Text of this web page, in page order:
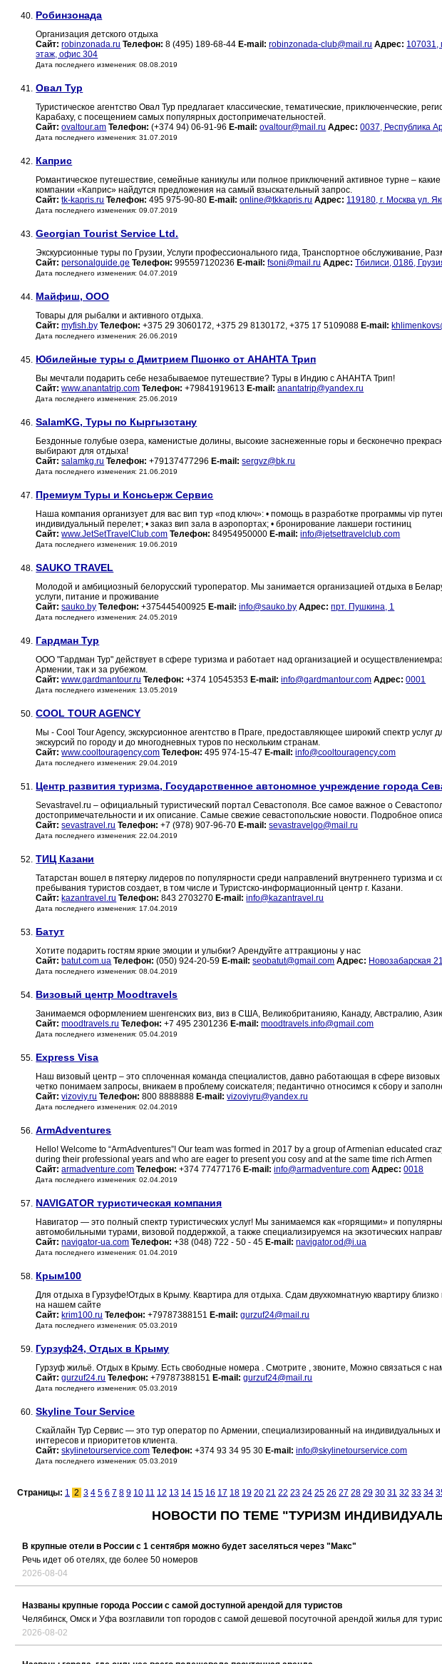
40. Робинзонада
Организация детского отдыха
Сайт: robinzonada.ru Телефон: 8 (495) 189-68-44 E-mail: robinzonada-club@mail.ru Адрес: 107031,
этаж, офис 304
Дата последнего изменения: 08.08.2019
41. Овал Тур
Туристическое агентство Овал Тур предлагает классические, тематические, приключенческие,
Карабаху, с посещением самых популярных достопримечательностей.
Сайт: ovaltour.am Телефон: (+374 94) 06-91-96 E-mail: ovaltour@mail.ru Адрес: 0037, Республика
Дата последнего изменения: 31.07.2019
42. Каприс
Романтическое путешествие, семейные каникулы или полное приключений активное турне –
компании «Каприс» найдутся предложения на самый взыскательный запрос.
Сайт: tk-kapris.ru Телефон: 495 975-90-80 E-mail: online@tkkapris.ru Адрес: 119180, г. Москва ул.
Дата последнего изменения: 09.07.2019
43. Georgian Tourist Service Ltd.
Экскурсионные туры по Грузии, Услуги профессионального гида, Транспортное обслуживание,
Сайт: personalguide.ge Телефон: 995597120236 E-mail: fsoni@mail.ru Адрес: Тбилиси, 0186,
Дата последнего изменения: 04.07.2019
44. Майфиш, ООО
Товары для рыбалки и активного отдыха.
Сайт: myfish.by Телефон: +375 29 3060172, +375 29 8130172, +375 17 5109088 E-mail:
Дата последнего изменения: 26.06.2019
45. Юбилейные туры с Дмитрием Пшонко от АНАНТА Трип
Вы мечтали подарить себе незабываемое путешествие? Туры в Индию с АНАНТА Трип!
Сайт: www.anantatrip.com Телефон: +79841919613 E-mail: anantatrip@yandex.ru
Дата последнего изменения: 25.06.2019
46. SalamKG, Туры по Кыргызстану
Бездонные голубые озера, каменистые долины, высокие заснеженные горы и бесконечно
выбирают для отдыха!
Сайт: salamkg.ru Телефон: +79137477296 E-mail: sergvz@bk.ru
Дата последнего изменения: 21.06.2019
47. Премиум Туры и Консьерж Сервис
Наша компания организует для вас вип тур «под ключ»: • помощь в разработке программы vip
индивидуальный перелет; • заказ вип зала в аэропортах; • бронирование лакшери гостиниц
Сайт: www.JetSetTravelClub.com Телефон: 84954950000 E-mail: info@jetsettravelclub.com
Дата последнего изменения: 19.06.2019
48. SAUKO TRAVEL
Молодой и амбициозный белорусский туроператор. Мы занимается организацией отдыха в
услуги, питание и проживание
Сайт: sauko.by Телефон: +375445400925 E-mail: info@sauko.by Адрес: прт. Пушкина, 1
Дата последнего изменения: 24.05.2019
49. Гардман Тур
ООО "Гардман Тур" действует в сфере туризма и работает над организацией и
Армении, так и за рубежом.
Сайт: www.gardmantour.ru Телефон: +374 10545353 E-mail: info@gardmantour.com Адрес: 0001
Дата последнего изменения: 13.05.2019
50. COOL TOUR AGENCY
Мы - Cool Tour Agency, экскурсионное агентство в Праге, предоставляющее широкий спектр
экскурсий по городу и до многодневных туров по нескольким странам.
Сайт: www.cooltouragency.com Телефон: 495 974-15-47 E-mail: info@cooltouragency.com
Дата последнего изменения: 29.04.2019
51. Центр развития туризма, Государственное автономное учреждение города
Sevastravel.ru – официальный туристический портал Севастополя. Все самое важное о
достопримечательности и их описание. Самые свежие севастопольские новости. Подробное
Сайт: sevastravel.ru Телефон: +7 (978) 907-96-70 E-mail: sevastravelgo@mail.ru
Дата последнего изменения: 22.04.2019
52. ТИЦ Казани
Татарстан вошел в пятерку лидеров по популярности среди направлений внутреннего туризма и
пребывания туристов создает, в том числе и Туристско-информационный центр г. Казани.
Сайт: kazantravel.ru Телефон: 843 2703270 E-mail: info@kazantravel.ru
Дата последнего изменения: 17.04.2019
53. Батут
Хотите подарить гостям яркие эмоции и улыбки? Арендуйте аттракционы у нас
Сайт: batut.com.ua Телефон: (050) 924-20-59 E-mail: seobatut@gmail.com Адрес: Новозабарская 21
Дата последнего изменения: 08.04.2019
54. Визовый центр Moodtravels
Занимаемся оформлением шенгенских виз, виз в США, Великобританияю, Канаду, Австралию,
Сайт: moodtravels.ru Телефон: +7 495 2301236 E-mail: moodtravels.info@gmail.com
Дата последнего изменения: 05.04.2019
55. Express Visa
Наш визовый центр – это сплоченная команда специалистов, давно работающая в сфере
четко понимаем запросы, вникаем в проблему соискателя; педантично относимся к сбору и
Сайт: vizoviy.ru Телефон: 800 8888888 E-mail: vizoviyru@yandex.ru
Дата последнего изменения: 02.04.2019
56. ArmAdventures
Hello! Welcome to “ArmAdventures”! Our team was formed in 2017 by a group of Armenian educated
during their professional years and who are eager to present you cosy and at the same time rich Armen
Сайт: armadventure.com Телефон: +374 77477176 E-mail: info@armadventure.com Адрес: 0018
Дата последнего изменения: 02.04.2019
57. NAVIGATOR туристическая компания
Навигатор — это полный спектр туристических услуг! Мы занимаемся как «горящими» и
автомобильными турами, визовой поддержкой, а также специализируемся на экзотических
Сайт: navigator-ua.com Телефон: +38 (048) 722 - 50 - 45 E-mail: navigator.od@i.ua
Дата последнего изменения: 01.04.2019
58. Крым100
Для отдыха в Гурзуфе!Отдых в Крыму. Квартира для отдыха. Сдам двухкомнатную квартиру
на нашем сайте
Сайт: krim100.ru Телефон: +79787388151 E-mail: gurzuf24@mail.ru
Дата последнего изменения: 05.03.2019
59. Гурзуф24, Отдых в Крыму
Гурзуф жильё. Отдых в Крыму. Есть свободные номера . Смотрите , звоните, Можно связаться с
Сайт: gurzuf24.ru Телефон: +79787388151 E-mail: gurzuf24@mail.ru
Дата последнего изменения: 05.03.2019
60. Skyline Tour Service
Скайлайн Тур Сервис — это тур оператор по Армении, специализированный на индивидуальных и
интересов и приоритетов клиента.
Сайт: skylinetourservice.com Телефон: +374 93 34 95 30 E-mail: info@skylinetourservice.com
Дата последнего изменения: 05.03.2019
Страницы: 1 2 3 4 5 6 7 8 9 10 11 12 13 14 15 16 17 18 19 20 21 22 23 24 25 26 27 28 29 30 31 32 33 34
НОВОСТИ ПО ТЕМЕ "ТУРИЗМ
В крупные отели в России с 1 сентября можно будет заселяться через "Макс"
Речь идет об отелях, где более 50 номеров
2026-08-04
Названы крупные города России с самой доступной арендой для туристов
Челябинск, Омск и Уфа возглавили топ городов с самой дешевой посуточной арендой жилья для
2026-08-02